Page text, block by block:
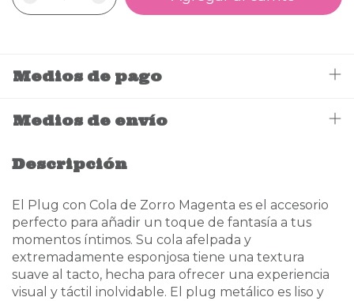
Medios de pago
Medios de envío
Descripción
El Plug con Cola de Zorro Magenta es el accesorio
perfecto para añadir un toque de fantasía a tus
momentos íntimos. Su cola afelpada y
extremadamente esponjosa tiene una textura
suave al tacto, hecha para ofrecer una experiencia
visual y táctil inolvidable. El plug metálico es liso y